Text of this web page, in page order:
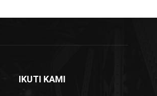
IKUTI KAMI